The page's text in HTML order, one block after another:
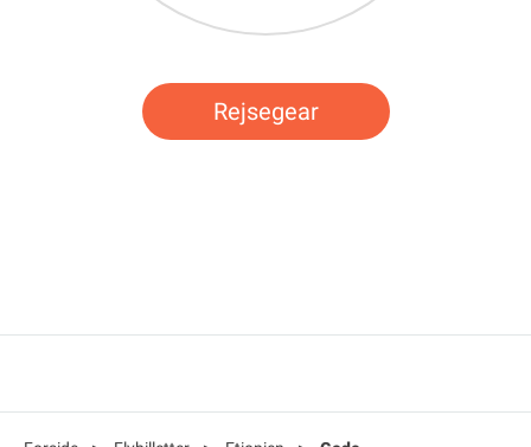
Rejsegear